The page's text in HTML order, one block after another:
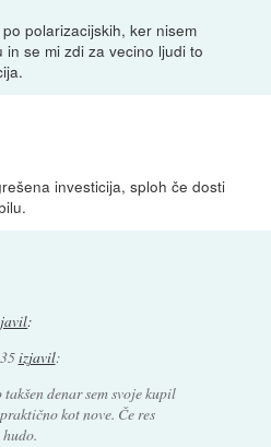
polarizacijskih, ker nisem
se mi zdi za vecino ljudi to
investicija, sploh če dosti
:
izjavil:
denar sem svoje kupil
kot nove. Če res